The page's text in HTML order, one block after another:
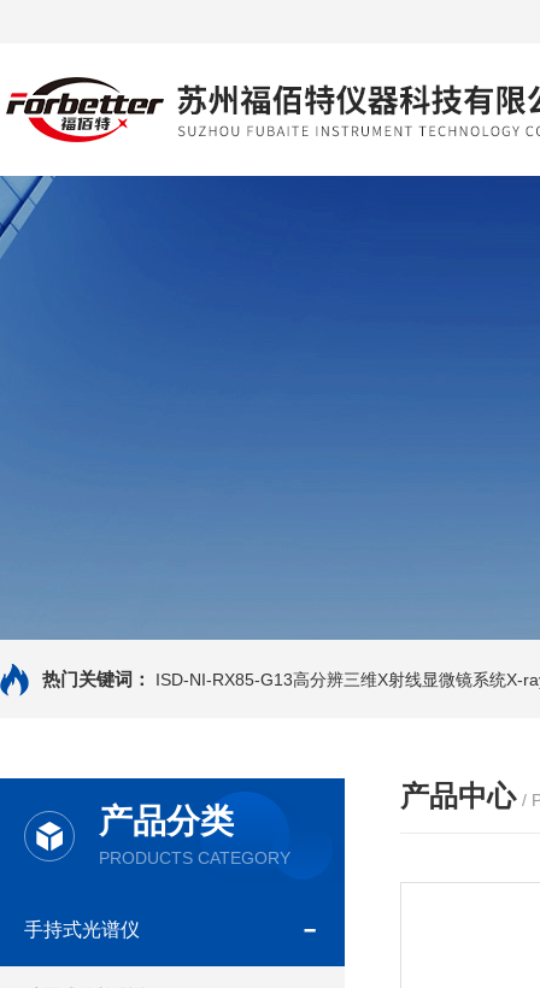
热门关键词： ISD-NI-RX85-G13高分辨三维X射线显微镜系统X-
产品分类
PRODUCTS CATEGORY
手持式光谱仪
产品中心 /